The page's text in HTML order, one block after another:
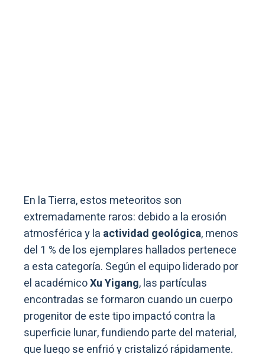
En la Tierra, estos meteoritos son
extremadamente raros: debido a la erosión
atmosférica y la actividad geológica, menos
del 1 % de los ejemplares hallados pertenece
a esta categoría. Según el equipo liderado por
el académicoXu Yigang, las partículas
encontradas se formaron cuando un cuerpo
progenitor de este tipo impactó contra la
superficie lunar, fundiendo parte del material,
que luego se enfrió y cristalizó rápidamente.